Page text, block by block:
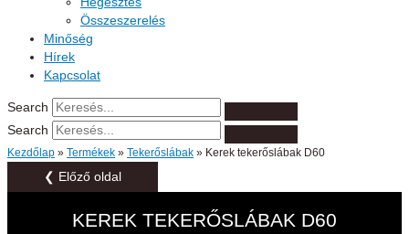
Összeszerelés
Minőség
Hírek
Kapcsolat
Search
Search
Kezdőlap » Termékek » Tekerőslábak » Kerek tekerőslábak D60
❮ Előző oldal
KEREK TEKERŐSLÁBAK D60